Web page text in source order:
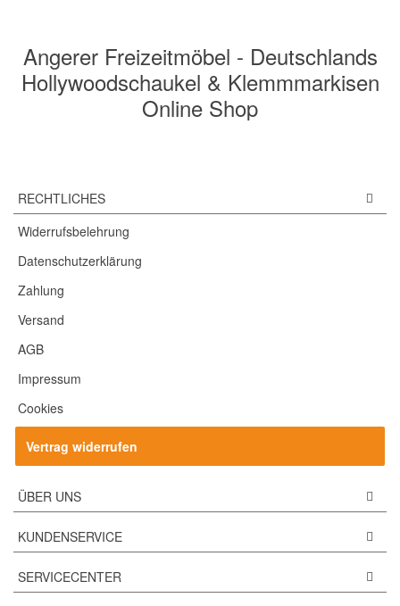
Angerer Freizeitmöbel - Deutschlands
Hollywoodschaukel & Klemmmarkisen
Online Shop
RECHTLICHES
Widerrufsbelehrung
Datenschutzerklärung
Zahlung
Versand
AGB
Impressum
Cookies
Vertrag widerrufen
ÜBER UNS
KUNDENSERVICE
SERVICECENTER